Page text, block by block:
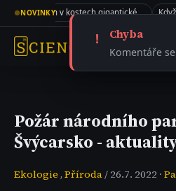
●NOVINKY Kolagen v kostech gigantického sauropoda
Požár národního
Švýcarsko -
Ekologie , Příroda/ 26.7. 2022 ·
! Chyba
Komentáře